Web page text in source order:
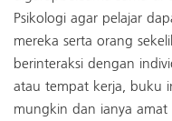
Psikologi agar pelajar
mereka serta orang
berinteraksi dengan
atau tempat kerja, buku
mungkin dan ianya